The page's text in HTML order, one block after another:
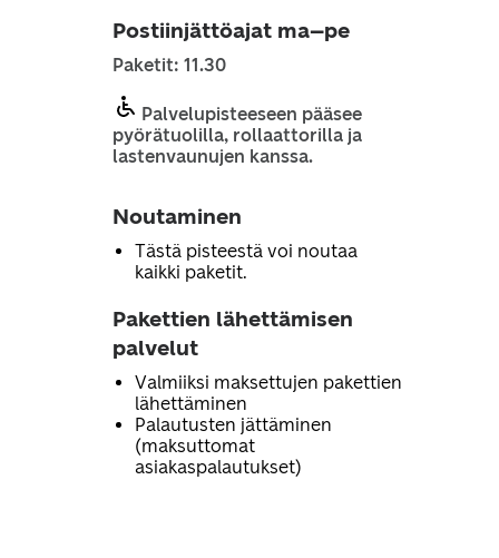
Postiinjättöajat ma–pe
Paketit: 11.30
Palvelupisteeseen pääsee
pyörätuolilla, rollaattorilla ja
lastenvaunujen kanssa.
Noutaminen
Tästä pisteestä voi noutaa
kaikki paketit.
Pakettien lähettämisen
palvelut
Valmiiksi maksettujen pakettien
lähettäminen
Palautusten jättäminen
(maksuttomat
asiakaspalautukset)